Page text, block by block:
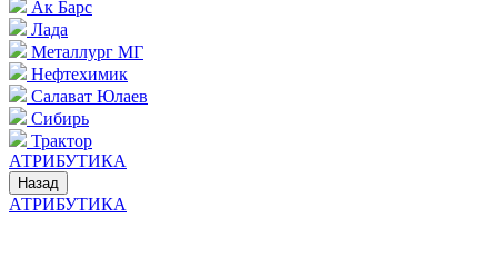
Ак Барс
Лада
Металлург МГ
Нефтехимик
Салават Юлаев
Сибирь
Трактор
АТРИБУТИКА
Назад
АТРИБУТИКА